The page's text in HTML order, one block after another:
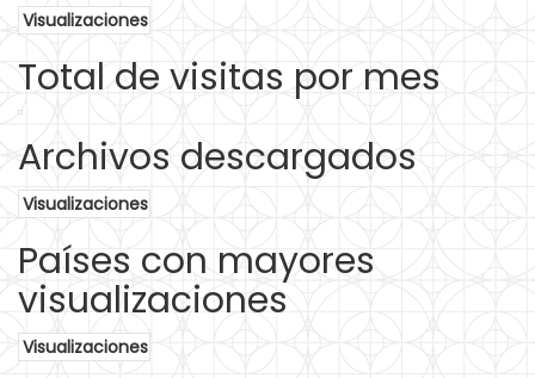
Visualizaciones
Total de visitas por mes
Archivos descargados
Visualizaciones
Países con mayores
visualizaciones
Visualizaciones